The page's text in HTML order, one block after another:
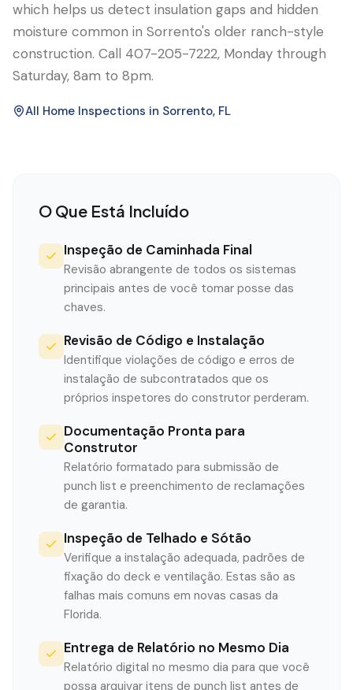
which helps us detect insulation gaps and hidden
moisture common in Sorrento's older ranch-style
construction. Call 407-205-7222, Monday through
Saturday, 8am to 8pm.
All Home Inspections in Sorrento, FL
O Que Está Incluído
Inspeção de Caminhada Final
Revisão abrangente de todos os sistemas
principais antes de você tomar posse das
chaves.
Revisão de Código e Instalação
Identifique violações de código e erros de
instalação de subcontratados que os
próprios inspetores do construtor perderam.
Documentação Pronta para
Construtor
Relatório formatado para submissão de
punch list e preenchimento de reclamações
de garantia.
Inspeção de Telhado e Sótão
Verifique a instalação adequada, padrões de
fixação do deck e ventilação. Estas são as
falhas mais comuns em novas casas da
Florida.
Entrega de Relatório no Mesmo Dia
Relatório digital no mesmo dia para que você
possa arquivar itens de punch list antes de